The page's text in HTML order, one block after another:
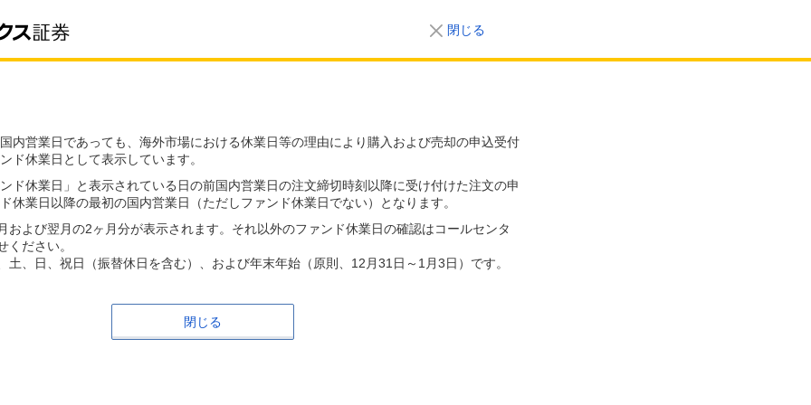
閉じる
内営業日であっても、海外市場における休業日等の理由により購入および売却の申込受付
ド休業日として表示しています。
ド休業日」と表示されている日の前国内営業日の注文締切時刻以降に受け付けた注文の申
休業日以降の最初の国内営業日（ただしファンド休業日でない）となります。
および翌月の2ヶ月分が表示されます。それ以外のファンド休業日の確認はコールセンタ
ください。
土、日、祝日（振替休日を含む）、および年末年始（原則、12月31日～1月3日）です。
閉じる